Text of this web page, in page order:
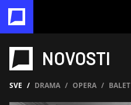
NOVOSTI
SVE / DRAMA / OPERA / BALET